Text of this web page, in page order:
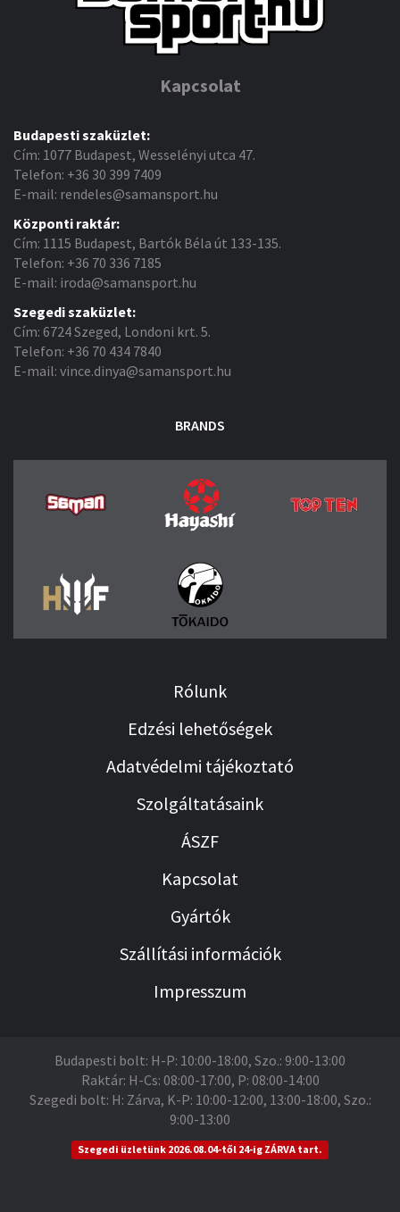
Kapcsolat
Budapesti szaküzlet:
Cím: 1077 Budapest, Wesselényi utca 47.
Telefon: +36 30 399 7409
E-mail: rendeles@samansport.hu
Központi raktár:
Cím: 1115 Budapest, Bartók Béla út 133-135.
Telefon: +36 70 336 7185
E-mail: iroda@samansport.hu
Szegedi szaküzlet:
Cím: 6724 Szeged, Londoni krt. 5.
Telefon: +36 70 434 7840
E-mail: vince.dinya@samansport.hu
BRANDS
Rólunk
Edzési lehetőségek
Adatvédelmi tájékoztató
Szolgáltatásaink
ÁSZF
Kapcsolat
Gyártók
Szállítási információk
Impresszum
Budapesti bolt: H-P: 10:00-18:00, Szo.: 9:00-13:00
Raktár: H-Cs: 08:00-17:00, P: 08:00-14:00
Szegedi bolt: H: Zárva, K-P: 10:00-12:00, 13:00-18:00, Szo.:
9:00-13:00
Szegedi üzletünk 2026.08.04-től 24-ig ZÁRVA tart.